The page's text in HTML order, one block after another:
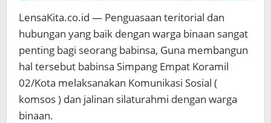
LensaKita.co.id — Penguasaan teritorial dan
hubungan yang baik dengan warga binaan sangat
penting bagi seorang babinsa, Guna membangun
hal tersebut babinsa Simpang Empat Koramil
02/Kota melaksanakan Komunikasi Sosial (
komsos ) dan jalinan silaturahmi dengan warga
binaan.